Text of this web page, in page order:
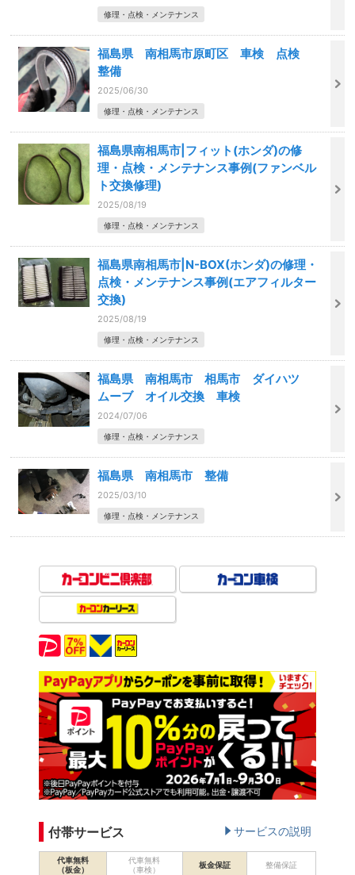
修理・点検・メンテナンス
福島県 南相馬市原町区 車検 点検
整備
2025/06/30
修理・点検・メンテナンス
福島県南相馬市|フィット(ホンダ)の修
理・点検・メンテナンス事例(ファンベル
ト交換修理)
2025/08/19
修理・点検・メンテナンス
福島県南相馬市|N-BOX(ホンダ)の修理・
点検・メンテナンス事例(エアフィルター
交換)
2025/08/19
修理・点検・メンテナンス
福島県 南相馬市 相馬市 ダイハツ
ムーブ オイル交換 車検
2024/07/06
修理・点検・メンテナンス
福島県 南相馬市 整備
2025/03/10
修理・点検・メンテナンス
付帯サービス サービスの説明
代車無料
（板金）
代車無料
（車検）
板金保証 整備保証